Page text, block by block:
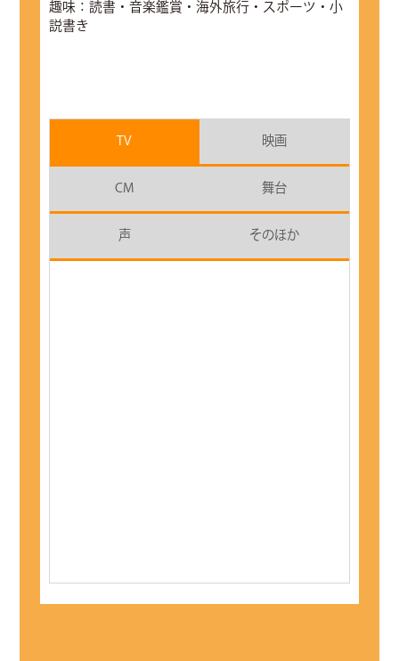
趣味：読書・音楽鑑賞・海外旅行・スポーツ・小
説書き
TV 映画
CM 舞台
声 そのほか